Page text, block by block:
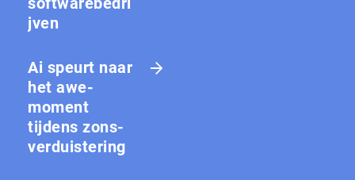
jven
Ai speurt naar
het awe-
moment
tijdens zons­
ver­duis­te­ring